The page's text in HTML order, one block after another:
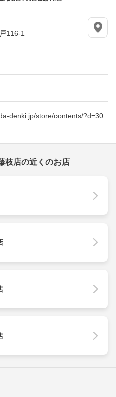
116-1
denki.jp/store/contents/?d=30
枝店の近くのお店